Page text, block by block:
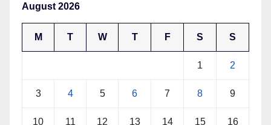
August 2026
M T W T F S S
1 2
3 4 5 6 7 8 9
10 11 12 13 14 15 16